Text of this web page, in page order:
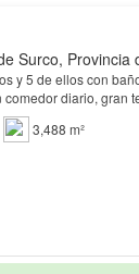
Surco, Provincia
y 5 de ellos con
diario, gran
3,488 m²